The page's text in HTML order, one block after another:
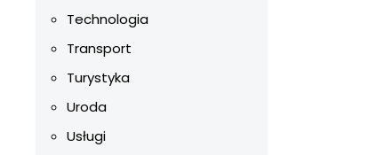
Technologia
Transport
Turystyka
Uroda
Usługi